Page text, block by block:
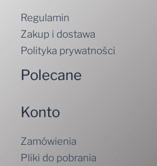
Regulamin
Zakup i dostawa
Polityka prywatności
Polecane
Konto
Zamówienia
Pliki do pobrania